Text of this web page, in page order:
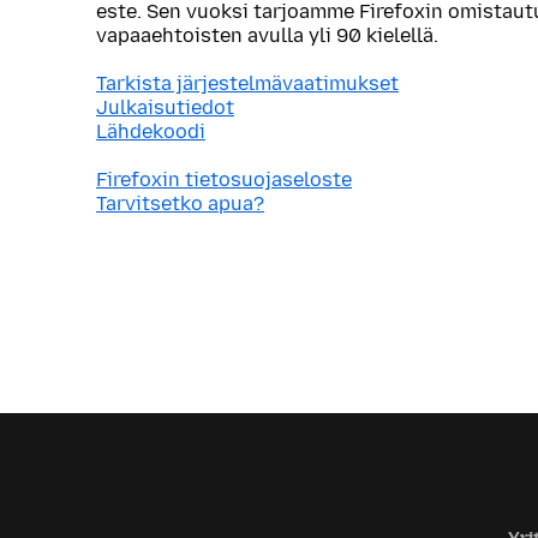
este. Sen vuoksi tarjoamme Firefoxin
vapaaehtoisten avulla yli 90 kielellä.
Tarkista järjestelmävaatimukset
Julkaisutiedot
Lähdekoodi
Firefoxin tietosuojaseloste
Tarvitsetko apua?